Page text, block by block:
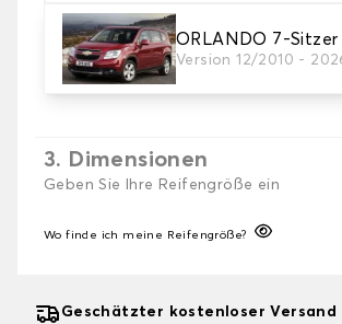
ORLANDO 7-Sitzer
Version 12/2010 -
2. Finishing Schneesocke
Wählen Sie die passenden
Bedürfnisse.
3. Dimensionen
Geben Sie Ihre Reifengröße ein
Wo finde ich meine Reifengröße?
Geschätzter kostenloser Versand